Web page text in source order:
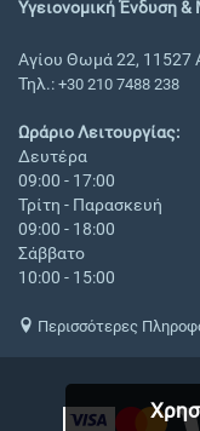
Υγειονομική Ένδυση &
Αγίου Θωμά 22, 11527
Τηλ.: +30 210 7488 238
Ωράριο Λειτουργίας:
Δευτέρα
09:00 - 17:00
Τρίτη - Παρασκευή
09:00 - 18:00
Σάββατο
10:00 - 15:00
Περισσότερες